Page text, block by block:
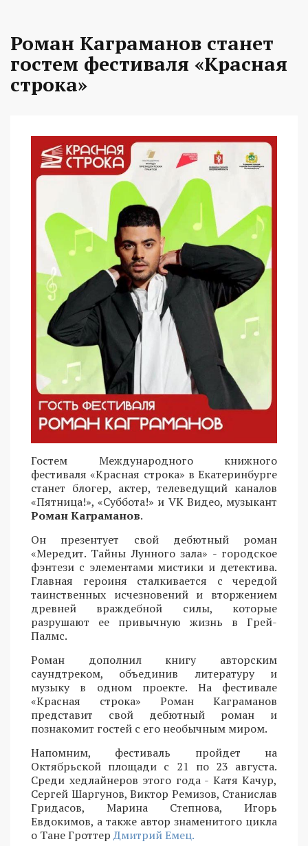
Роман Каграманов станет
гостем фестиваля «Красная
строка»
Гостем Международного книжного
фестиваля «Красная строка» в Екатеринбурге
станет блогер, актер, телеведущий каналов
«Пятница!», «Суббота!» и VK Видео, музыкант
Роман Каграманов.
Он презентует свой дебютный роман
«Мередит. Тайны Лунного зала» - городское
фэнтези с элементами мистики и детектива.
Главная героиня сталкивается с чередой
таинственных исчезновений и вторжением
древней враждебной силы, которые
разрушают ее привычную жизнь в Грей-
Палмс.
Роман дополнил книгу авторским
саундтреком, объединив литературу и
музыку в одном проекте. На фестивале
«Красная строка» Роман Каграманов
представит свой дебютный роман и
познакомит гостей с его необычным миром.
Напомним, фестиваль пройдет на
Октябрьской площади с 21 по 23 августа.
Среди хедлайнеров этого года - Катя Качур,
Сергей Шаргунов, Виктор Ремизов, Станислав
Гридасов, Марина Степнова, Игорь
Евдокимов, а также автор знаменитого цикла
о Тане ГроттерДмитрий Емец.